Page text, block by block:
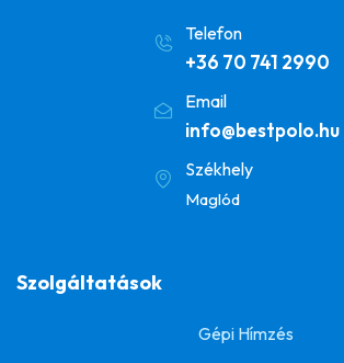
Telefon
+36 70 741 2990
Email
info@bestpolo.hu
Székhely
Maglód
Szolgáltatások
Gépi Hímzés